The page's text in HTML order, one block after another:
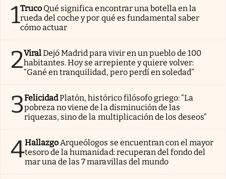
1Truco Qué significa encontrar una botella en la
rueda del coche y por qué es fundamental saber
cómo actuar
2ViralDejó Madrid para vivir en un pueblo de 100
habitantes. Hoy se arrepiente y quiere volver:
“Gané en tranquilidad, pero perdí en soledad”
3FelicidadPlatón, histórico filósofo griego: “La
pobreza no viene de la disminución de las
riquezas, sino de la multiplicación de los deseos”
4HallazgoArqueólogos se encuentran con el mayor
tesoro de la humanidad: recuperan del fondo del
mar una de las 7 maravillas del mundo